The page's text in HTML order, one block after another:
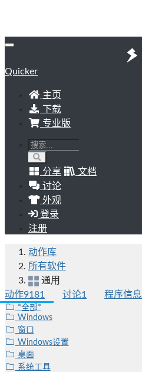
Quicker
主页
下载
专业版
分享
文档
讨论
外观
登录
注册
动作库
所有软件
通用
动作9181 讨论1 程序信息
*全部*
Windows
窗口
Windows设置
桌面
系统工具